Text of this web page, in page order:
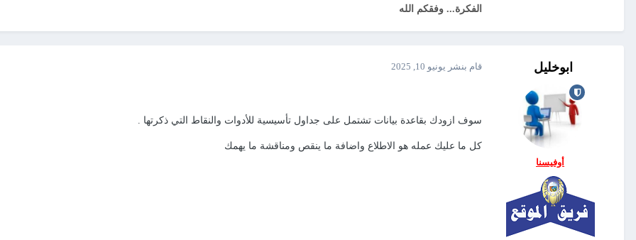
الفكرة... وفقكم الله
ابوخليل
أوفيسنا
قام بنشر يونيو 10, 2025
سوف ازودك بقاعدة بيانات تشتمل على جداول تأسيسية للأدوات والنقاط التي ذكرتها .
كل ما عليك عمله هو الاطلاع واضافة ما ينقص ومناقشة ما يهمك